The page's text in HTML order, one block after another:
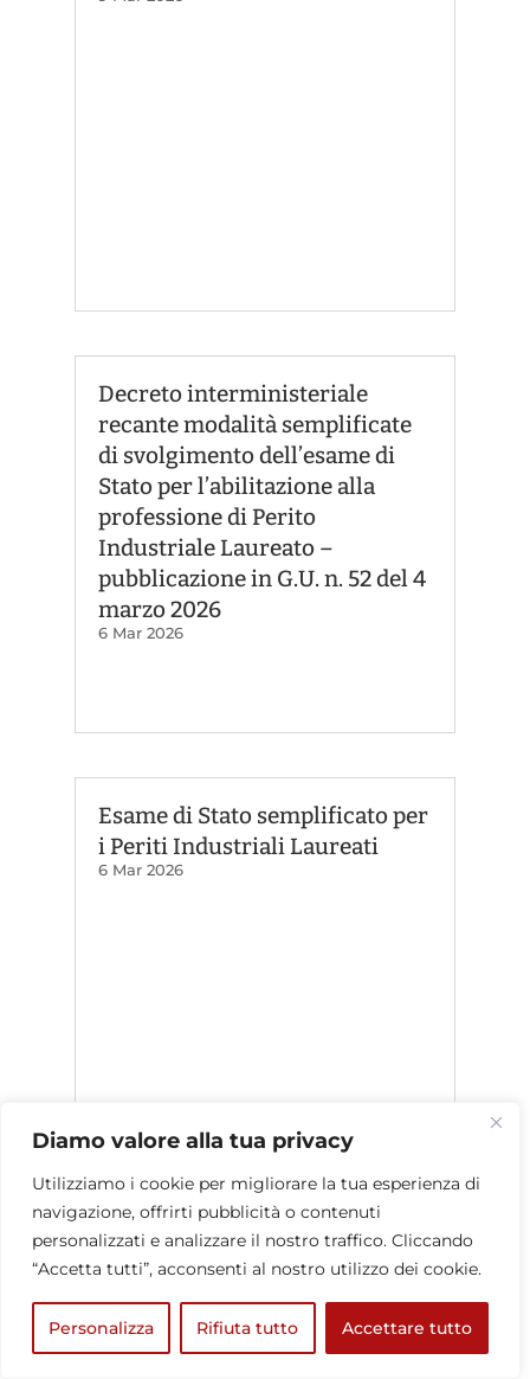
Diamo valore alla tua privacy
Utilizziamo i cookie per migliorare la tua esperienza di
navigazione, offrirti pubblicità o contenuti
personalizzati e analizzare il nostro traffico. Cliccando
“Accetta tutti”, acconsenti al nostro utilizzo dei cookie.
Personalizza Rifiuta tutto Accettare tutto
Decreto interministeriale
recante modalità semplificate
di svolgimento dell’esame di
Stato per l’abilitazione alla
professione di Perito
Industriale Laureato –
pubblicazione in G.U. n. 52 del 4
marzo 2026
6 Mar 2026
Esame di Stato semplificato per
i Periti Industriali Laureati
6 Mar 2026
Il Sole 24 Ore – pagina 20 del 6
marzo 2026